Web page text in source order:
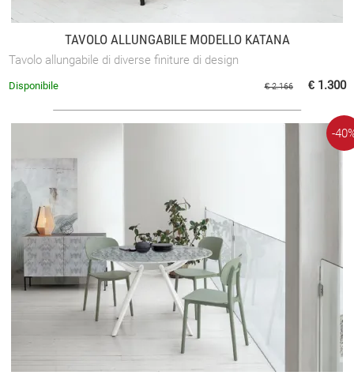
TAVOLO ALLUNGABILE MODELLO KATANA
Tavolo allungabile di diverse finiture di design
€ 2.166 € 1.300
Disponibile
-